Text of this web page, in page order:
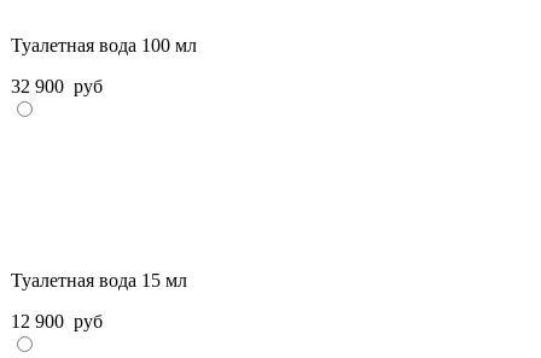
Туалетная вода 100 мл
32 900 руб
Туалетная вода 15 мл
12 900 руб